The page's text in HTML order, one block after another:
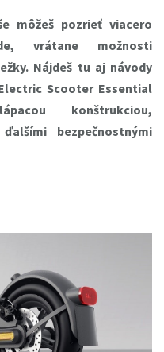
môžeš pozrieť viacero
vrátane možnosti
Nájdeš tu aj návody
Scooter Essential
konštrukciou,
bezpečnostnými